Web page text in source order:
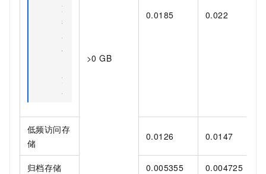
支
持
存
储
源
包
>0 GB
0.0185 0.022
低频访问存
储
0.0126 0.0147
归档存储 0.005355 0.004725